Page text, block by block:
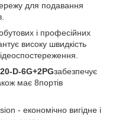
для подавання
і професійних
високу швидкість
D-6G+2PGзабезпечує
має 8портів
- економічно вигідне і